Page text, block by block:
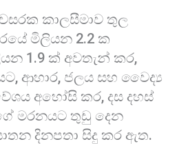
කාලසීමාව තුල
මිලියන 2.2 ක
1.9 ක් අවතැන් කර,
ආහාර, ජලය සහ වෛද්‍ය
අහෝසි කර, දස දහස්
මරනයට තුඩු දෙන
දිනපතා සිදු කර ඇත.